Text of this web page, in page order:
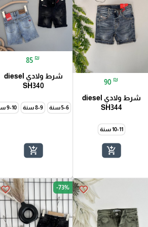
8-9 سنة
90 ₪
شرط ولادي diesel
SH344
10-11 سنة
add_shopping_cart
85 ₪
شرط ولادي diesel
SH340
5-6 سنة 8-9 سنة 9-10 سنة
add_shopping_cart
favorite_border
favorite_border -73%